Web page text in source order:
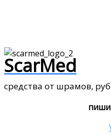
ScarMed
средства от шрамов,